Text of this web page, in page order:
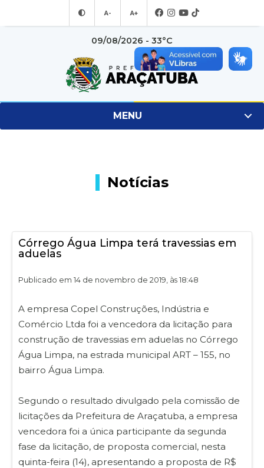
A- A+
09/08/2026 - 33°C
MENU
Notícias
Córrego Água Limpa terá travessias em
aduelas
Publicado em 14 de novembro de 2019, às 18:48
A empresa Copel Construções, Indústria e
Comércio Ltda foi a vencedora da licitação para
construção de travessias em aduelas no Córrego
Água Limpa, na estrada municipal ART – 155, no
bairro Água Limpa.
Segundo o resultado divulgado pela comissão de
licitações da Prefeitura de Araçatuba, a empresa
vencedora foi a única participante da segunda
fase da licitação, de proposta comercial, nesta
quinta-feira (14), apresentando a proposta de R$